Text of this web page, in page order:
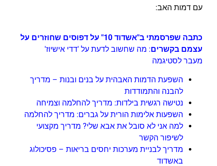
עם דמות האב:
כתבה שפרסמתי ב"אשדוד 10" על דפוסים שחוזרים על
עצמם בקשרים: מה שחשוב לדעת על 'דדי אישיוז'
מעבר לסטיגמה
השפעת הדמות האבהית על בנים ובנות – מדריך
להבנה והתמודדות
נטישה רגשית בילדות: מדריך להחלמה וצמיחה
השפעות אלימות הורית על גברים: מדריך להחלמה
למה אני לא סובל את אבא שלי? מדריך מקצועי
לשיפור הקשר
מדריך לבניית מערכות יחסים בריאות – פסיכולוג
באשדוד